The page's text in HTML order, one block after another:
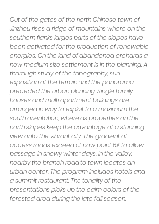
Out of the gates of the north Chinese town of
Jinzhou rises a ridge of mountains where on the
southern flanks larges parts of the slopes have
been activated for the production of renewable
energies. On the land of abandoned orchards a
new medium size settlement is in the planning. A
thorough study of the topography, sun
exposition of the terrain and the panorama
preceded the urban planning. Single family
houses and multi apartment buildings are
arranged in way to exploit to a maximum the
south orientation, where as properties on the
north slopes keep the advantage of a stunning
view onto the vibrant city. The gradient of
access roads exceed at now point 6% to allow
passage in snowy winter days. In the valley,
nearby the branch road to town locates an
urban center. The program includes hotels and
a summit restaurant. The tonality of the
presentations picks up the calm colors of the
forested area during the late fall season.